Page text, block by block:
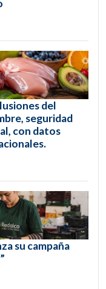
del
seguridad
con datos
su campaña